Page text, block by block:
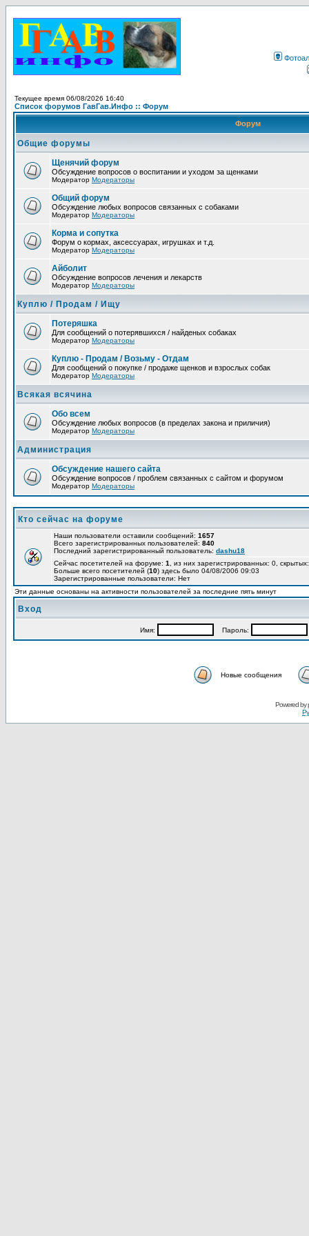
Текущее время 06/08/2026 16:40
Список форумов ГавГав.Инфо :: Форум
Форум
Общие форумы
Щенячий форум
Обсуждение вопросов о воспитании и уходом за щенками
Модератор Модераторы
Общий форум
Обсуждение любых вопросов связанных с собаками
Модератор Модераторы
Корма и сопутка
Форум о кормах, аксессуарах, игрушках и т.д.
Модератор Модераторы
Айболит
Обсуждение вопросов лечения и лекарств
Модератор Модераторы
Куплю / Продам / Ищу
Потеряшка
Для сообщений о потерявшихся / найденых собаках
Модератор Модераторы
Куплю - Продам / Возьму - Отдам
Для сообщений о покупке / продаже щенков и взрослых собак
Модератор Модераторы
Всякая всячина
Обо всем
Обсуждение любых вопросов (в пределах закона и приличия)
Модератор Модераторы
Администрация
Обсуждение нашего сайта
Обсуждение вопросов / проблем связанных с сайтом и форумом
Модератор Модераторы
Кто сейчас на форуме
Наши пользователи оставили сообщений: 1657
Всего зарегистрированных пользователей: 840
Последний зарегистрированный пользователь: dashu18
Сейчас посетителей на форуме: 1
, из них зарегистрированных: 0,
Больше всего посетителей (10) здесь было 04/08/2006 09:03
Зарегистрированные пользователи: Нет
Эти данные основаны на активности пользователей за последние пять минут
Вход
Имя: Пароль:
Новые сообщения
Powered by